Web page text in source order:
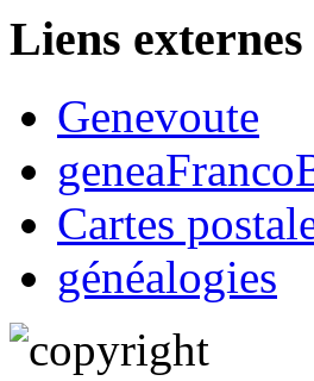
Liens externes
Genevoute
Cartes
généalogies